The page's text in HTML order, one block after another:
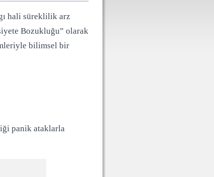
hali süreklilik arz
Bozukluğu” olarak
bilimsel bir
panik ataklarla